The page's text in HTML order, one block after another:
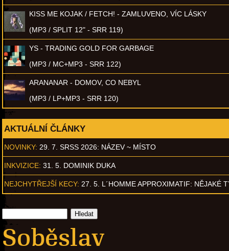
KISS ME KOJAK / FETCH! - ZAMLUVENO, VÍC LÁSKY
(MP3 / SPLIT 12" - SRR 119)
YS - TRADING GOLD FOR GARBAGE
(MP3 / MC+MP3 - SRR 122)
ARANANAR - DOMOV, CO NEBYL
(MP3 / LP+MP3 - SRR 120)
AKTUÁLNÍ ČLÁNKY
NOVINKY: 29. 7. SRSS 2026: NÁZEV ~ MÍSTO
INKVIZICE: 31. 5. DOMINIK DUKA
NEJCHYTŘEJŠÍ KECY: 27. 5. L´HOMME APPROXIMATIF: NĚJAKÉ
Soběslav